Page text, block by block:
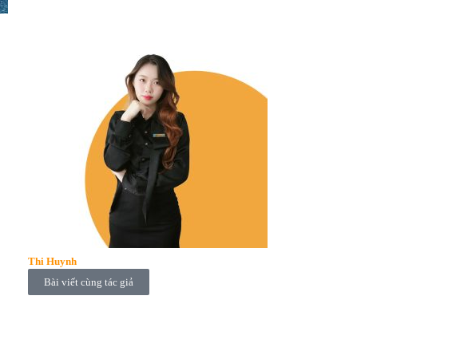
Thi Huynh
Bài viết cùng tác giả